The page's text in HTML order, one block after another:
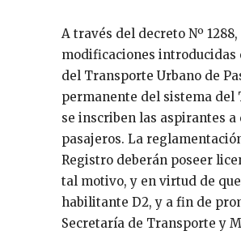
A través del decreto Nº
modificaciones introducidas
del Transporte Urbano de
permanente del sistema del
se inscriben las aspirantes
pasajeros. La
Registro deberán poseer
tal motivo, y en virtud de
habilitante D2, y a fin de
Secretaría de Transporte y